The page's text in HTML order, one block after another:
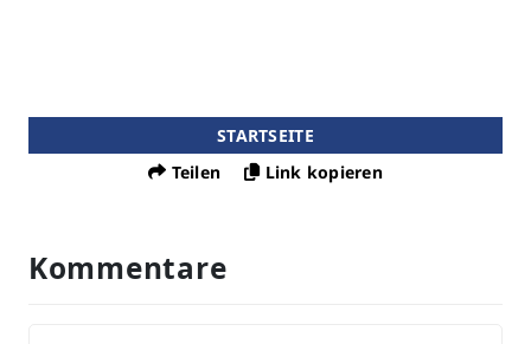
STARTSEITE
Teilen
Link kopieren
Kommentare